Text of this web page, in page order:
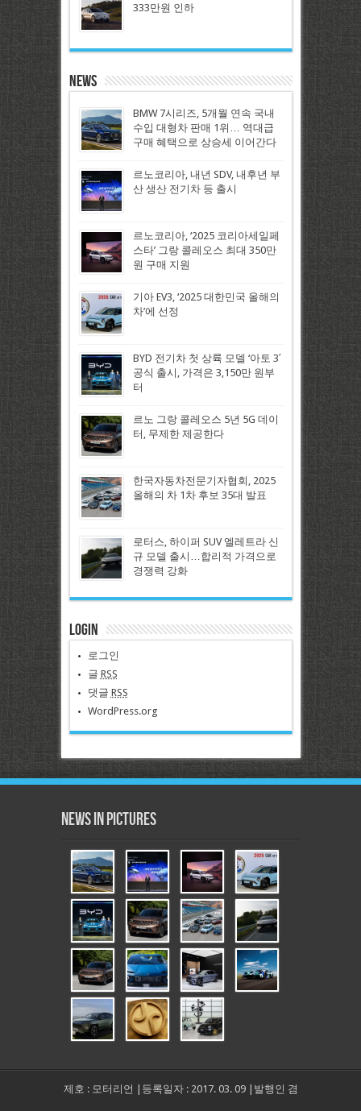
333만원 인하
News
BMW 7시리즈, 5개월 연속 국내
수입 대형차 판매 1위… 역대급
구매 혜택으로 상승세 이어간다
르노코리아, 내년 SDV, 내후년 부
산 생산 전기차 등 출시
르노코리아, ‘2025 코리아세일페
스타’ 그랑 콜레오스 최대 350만
원 구매 지원
기아 EV3, ‘2025 대한민국 올해의
차’에 선정
BYD 전기차 첫 상륙 모델 ‘아토 3′
공식 출시, 가격은 3,150만 원부
터
르노 그랑 콜레오스 5년 5G 데이
터, 무제한 제공한다
한국자동차전문기자협회, 2025
올해의 차 1차 후보 35대 발표
로터스, 하이퍼 SUV 엘레트라 신
규 모델 출시…합리적 가격으로
경쟁력 강화
Login
로그인
글 RSS
댓글 RSS
WordPress.org
News in Pictures
제호 : 모터리언 |등록일자 : 2017. 03. 09 |발행인 겸